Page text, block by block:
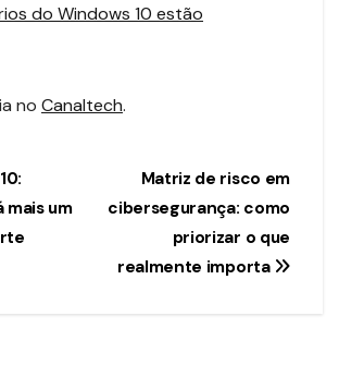
do Windows 10 estão
no Canaltech.
Matriz de risco em
cibersegurança: como
priorizar o que
realmente importa
um